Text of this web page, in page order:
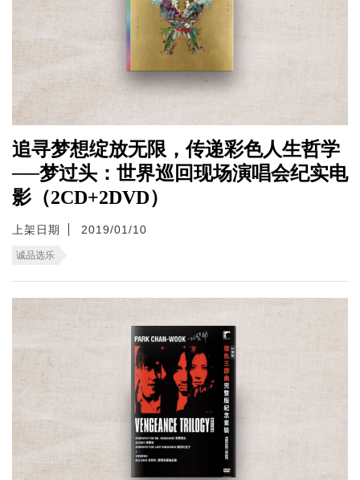
追寻梦想绽放无限，传递彩色人生哲学
──梦过头：世界巡回现场演唱会纪实电
影（2CD+2DVD）
上架日期 2019/01/10
诚品选乐